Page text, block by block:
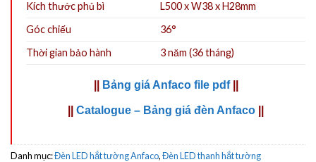
Kích thước phủ bì
L500 x W38 x H28mm
Góc chiếu
36°
Thời gian bảo hành
3 năm (36 tháng)
Bảng giá Anfaco file pdf
Catalogue – Bảng giá đèn Anfaco
Danh mục:Đèn LED hắt tường Anfaco,Đèn LED thanh hắt tường